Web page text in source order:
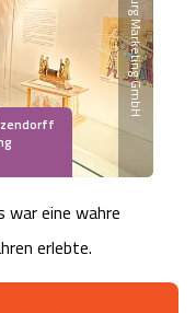
A Lüneburg Marketing GmbH
eine wahre
erlebte.